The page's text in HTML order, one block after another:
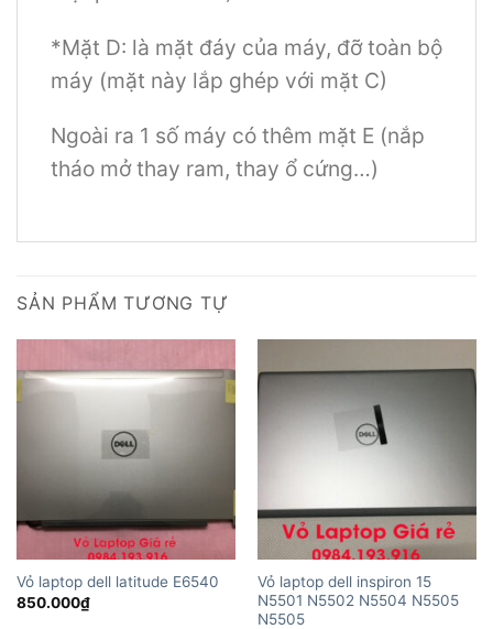
*Mặt D: là mặt đáy của máy, đỡ toàn bộ
máy (mặt này lắp ghép với mặt C)
Ngoài ra 1 số máy có thêm mặt E (nắp
tháo mở thay ram, thay ổ cứng…)
SẢN PHẨM TƯƠNG TỰ
Vỏ laptop dell latitude E6540
850.000₫
Vỏ laptop dell inspiron 15
N5501 N5502 N5504 N5505
N5505